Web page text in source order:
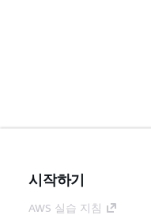
시작하기
AWS 실습 지침